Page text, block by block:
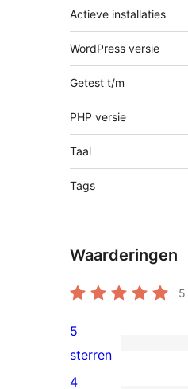
Actieve installaties
WordPress versie
Getest t/m
PHP versie
Taal
Tags
Waarderingen
5
2
5
5
sterren
4